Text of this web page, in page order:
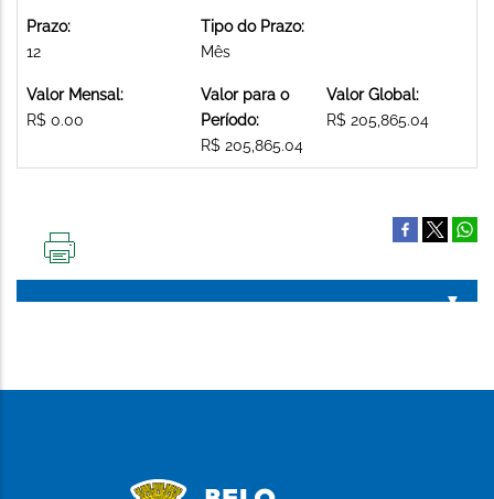
Prazo:
12
Tipo do Prazo:
Mês
Valor Mensal:
R$ 0.00
Valor para o
Período:
R$ 205,865.04
Valor Global:
R$ 205,865.04
PÁGINA